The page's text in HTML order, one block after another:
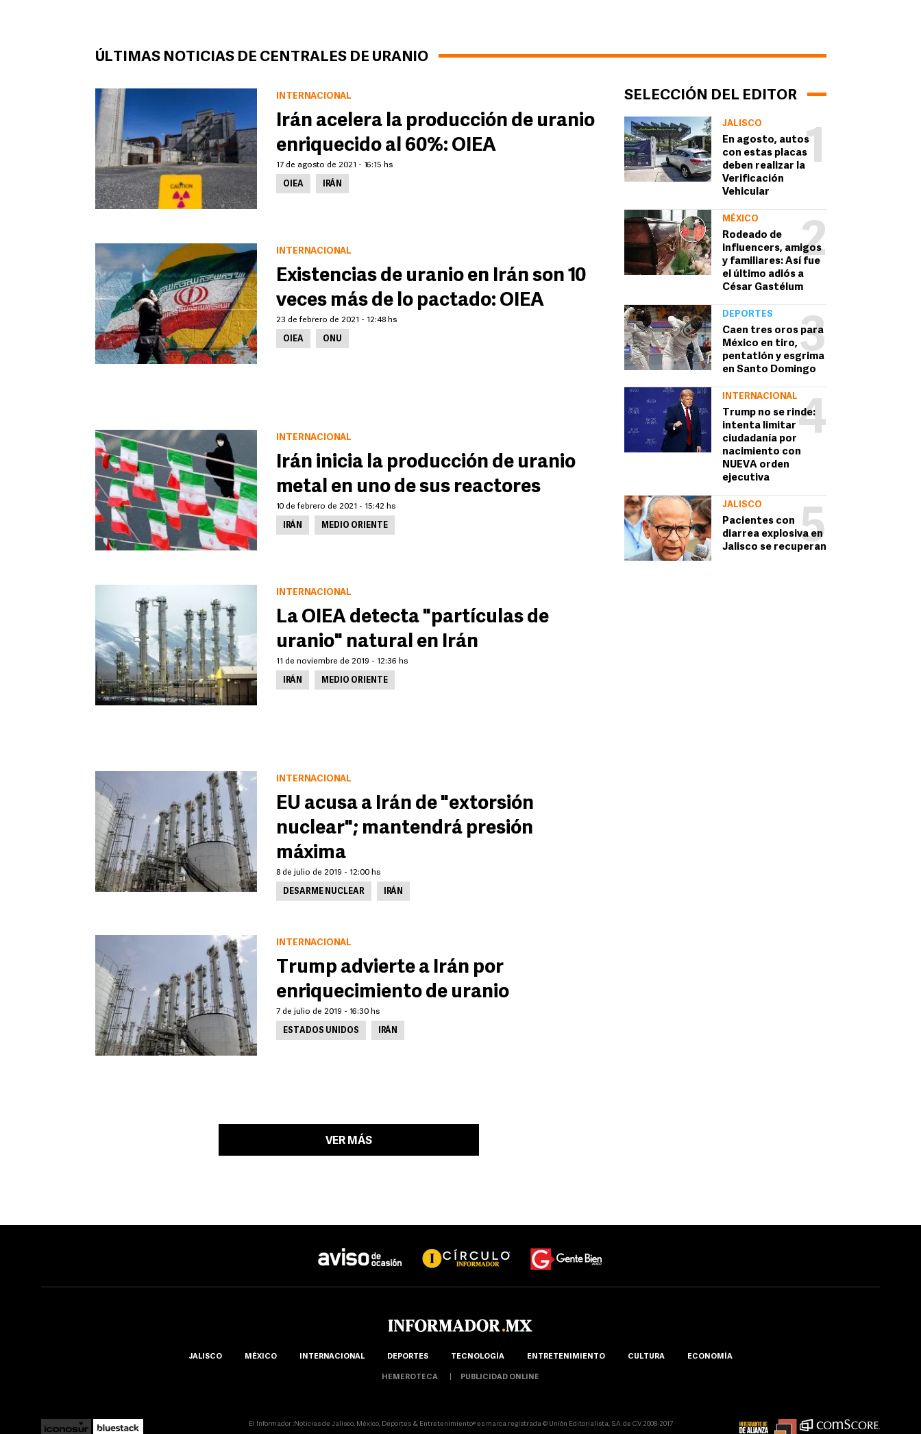
ÚLTIMAS NOTICIAS DE CENTRALES DE URANIO
SELECCIÓN DEL EDITOR
1
JALISCO
En agosto, autos
con estas placas
deben realizar la
Verificación
Vehicular
2
MÉXICO
Rodeado de
influencers, amigos
y familiares: Así fue
el último adiós a
César Gastélum
3
DEPORTES
Caen tres oros para
México en tiro,
pentatlón y esgrima
en Santo Domingo
4
INTERNACIONAL
Trump no se rinde:
intenta limitar
ciudadanía por
nacimiento con
NUEVA orden
ejecutiva
5
JALISCO
Pacientes con
diarrea explosiva en
Jalisco se recuperan
INTERNACIONAL
Irán acelera la producción de uranio
enriquecido al 60%: OIEA
17 de agosto de 2021 - 16:15 hs
OIEA IRÁN
INTERNACIONAL
Existencias de uranio en Irán son 10
veces más de lo pactado: OIEA
23 de febrero de 2021 - 12:48 hs
OIEA ONU
INTERNACIONAL
Irán inicia la producción de uranio
metal en uno de sus reactores
10 de febrero de 2021 - 15:42 hs
IRÁN MEDIO ORIENTE
INTERNACIONAL
La OIEA detecta "partículas de
uranio" natural en Irán
11 de noviembre de 2019 - 12:36 hs
IRÁN MEDIO ORIENTE
INTERNACIONAL
EU acusa a Irán de "extorsión
nuclear"; mantendrá presión
máxima
8 de julio de 2019 - 12:00 hs
DESARME NUCLEAR IRÁN
INTERNACIONAL
Trump advierte a Irán por
enriquecimiento de uranio
7 de julio de 2019 - 16:30 hs
ESTADOS UNIDOS IRÁN
VER MÁS
JALISCO MÉXICO INTERNACIONAL DEPORTES TECNOLOGÍA ENTRETENIMIENTO CULTURA ECONOMÍA
HEMEROTECA PUBLICIDAD ONLINE
El Informador ::Noticias de Jalisco, México, Deportes & Entretenimiento® es marca registrada © Unión Editorialista, S.A. de C.V. 2008-2017